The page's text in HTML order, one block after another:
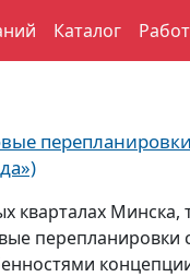
Каталог
кварталах Минска,
перепланировки